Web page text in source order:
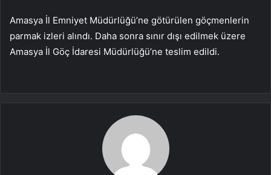
Amasya İl Emniyet Müdürlüğü’ne götürülen göçmenlerin
parmak izleri alındı. Daha sonra sınır dışı edilmek üzere
Amasya İl Göç İdaresi Müdürlüğü’ne teslim edildi.